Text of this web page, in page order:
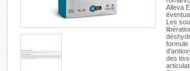
Alleva
Les
formule
des